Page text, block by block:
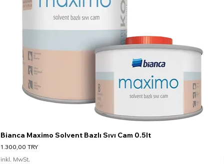
Bianca Maximo Solvent Bazlı Sıvı Cam 0.5lt
Preis
1.300,00 TRY
inkl. MwSt.